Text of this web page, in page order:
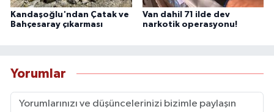
Kandaşoğlu'ndan Çatak ve
Bahçesaray çıkarması
Van dahil 71 ilde dev
narkotik operasyonu!
Yorumlar